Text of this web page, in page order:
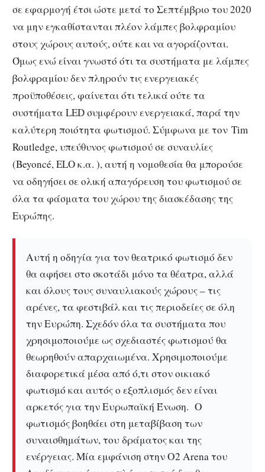
σε εφαρμογή έτσι ώστε μετά το Σεπτέμβριο του 2020
να μην εγκαθίστανται πλέον λάμπες βολφραμίου
στους χώρους αυτούς, ούτε και να αγοράζονται.
Όμως ενώ είναι γνωστό ότι τα συστήματα με λάμπες
βολφραμίου δεν πληρούν τις ενεργειακές
προϋποθέσεις, φαίνεται ότι τελικά ούτε τα
συστήματα LED συμφέρουν ενεργειακά, παρά την
καλύτερη ποιότητα φωτισμού. Σύμφωνα με τον Tim
Routledge, υπεύθυνος φωτισμού σε συναυλίες
(Beyoncé, ELO κ.α. ), αυτή η νομοθεσία θα μπορούσε
να οδηγήσει σε ολική απαγόρευση του φωτισμού σε
όλα τα φάσματα του χώρου της διασκέδασης της
Ευρώπης.
Αυτή η οδηγία για τον θεατρικό φωτισμό δεν
θα αφήσει στο σκοτάδι μόνο τα θέατρα, αλλά
και όλους τους συναυλιακούς χώρους – τις
αρένες, τα φεστιβάλ και τις περιοδείες σε όλη
την Ευρώπη. Σχεδόν όλα τα συστήματα που
χρησιμοποιούμε ως σχεδιαστές φωτισμού θα
θεωρηθούν απαρχαιωμένα. Χρησιμοποιούμε
διαφορετικά μέσα από ό,τι στον οικιακό
φωτισμό και αυτός ο εξοπλισμός δεν είναι
αρκετός για την Ευρωπαϊκή Ένωση. Ο
φωτισμός βοηθάει στη μεταβίβαση των
συναισθημάτων, του δράματος και της
ενέργειας. Μία εμφάνιση στην O2 Arena του